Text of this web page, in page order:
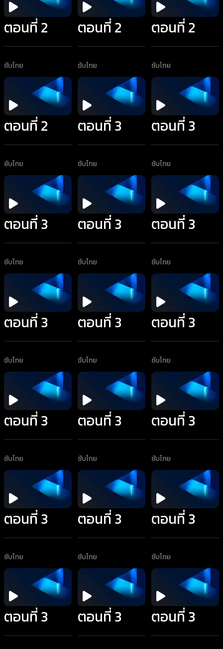
ตอนที่ 2
ซับไทย
ตอนที่ 2
ซับไทย
ตอนที่ 2
ซับไทย
ตอนที่ 2
ซับไทย
ตอนที่ 3
ซับไทย
ตอนที่ 3
ซับไทย
ตอนที่ 3
ซับไทย
ตอนที่ 3
ซับไทย
ตอนที่ 3
ซับไทย
ตอนที่ 3
ซับไทย
ตอนที่ 3
ซับไทย
ตอนที่ 3
ซับไทย
ตอนที่ 3
ซับไทย
ตอนที่ 3
ซับไทย
ตอนที่ 3
ซับไทย
ตอนที่ 3
ซับไทย
ตอนที่ 3
ซับไทย
ตอนที่ 3
ซับไทย
ตอนที่ 3 ตอนที่ 3 ตอนที่ 3